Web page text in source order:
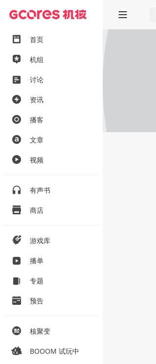
首页
机组
讨论
资讯
播客
文章
视频
有声书
商店
游戏库
播单
专题
预告
核聚变
BOOOM 试玩中